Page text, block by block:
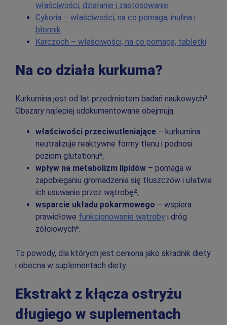
właściwości, działanie i zastosowanie
Cykoria – właściwości, na co pomaga, inulina i
błonnik
Karczoch – właściwości, na co pomaga, tabletki
Na co działa kurkuma?
Kurkumina jest od lat przedmiotem badań naukowych³.
Obszary najlepiej udokumentowane obejmują:
właściwości przeciwutleniające – kurkumina
neutralizuje reaktywne formy tlenu i podnosi
poziom glutationu⁵;
wpływ na metabolizm lipidów – pomaga w
zapobieganiu gromadzenia się tłuszczów i ułatwia
ich usuwanie przez wątrobę²;
wsparcie układu pokarmowego – wspiera
prawidłowe funkcjonowanie wątroby i dróg
żółciowych⁵.
To powody, dla których jest ceniona jako składnik diety
i obecna w suplementach diety.
Ekstrakt z kłącza ostryżu
długiego w suplementach